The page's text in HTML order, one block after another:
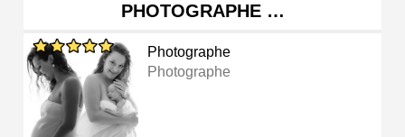
PHOTOGRAPHE …
Photographe
Photographe